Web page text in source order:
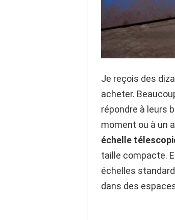
Je reçois des
acheter.
répondre à leurs
moment ou à un
échelle
taille compacte.
échelles
dans des